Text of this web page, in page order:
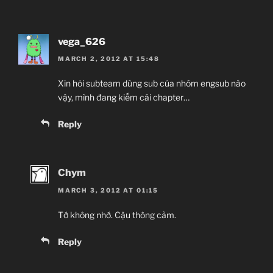
vega_626
MARCH 2, 2012 AT 15:48
Xin hỏi subteam dùng sub của nhóm engsub nào
vậy, mình đang kiếm cái chapter…
Reply
Chym
MARCH 3, 2012 AT 01:15
Tớ không nhớ. Cậu thông cảm.
Reply